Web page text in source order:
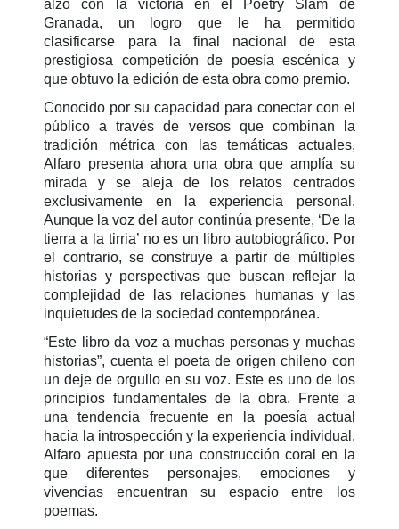
alzó con la victoria en el Poetry Slam de
Granada, un logro que le ha permitido
clasificarse para la final nacional de esta
prestigiosa competición de poesía escénica y
que obtuvo la edición de esta obra como premio.
Conocido por su capacidad para conectar con el
público a través de versos que combinan la
tradición métrica con las temáticas actuales,
Alfaro presenta ahora una obra que amplía su
mirada y se aleja de los relatos centrados
exclusivamente en la experiencia personal.
Aunque la voz del autor continúa presente, ‘De la
tierra a la tirria’ no es un libro autobiográfico. Por
el contrario, se construye a partir de múltiples
historias y perspectivas que buscan reflejar la
complejidad de las relaciones humanas y las
inquietudes de la sociedad contemporánea.
“Este libro da voz a muchas personas y muchas
historias”, cuenta el poeta de origen chileno con
un deje de orgullo en su voz. Este es uno de los
principios fundamentales de la obra. Frente a
una tendencia frecuente en la poesía actual
hacia la introspección y la experiencia individual,
Alfaro apuesta por una construcción coral en la
que diferentes personajes, emociones y
vivencias encuentran su espacio entre los
poemas.